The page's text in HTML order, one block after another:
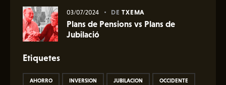
03/07/2024 DETXEMA
Plans de Pensions vs Plans de
Jubilació
Etiquetes
AHORRO INVERSION JUBILACION OCCIDENTE